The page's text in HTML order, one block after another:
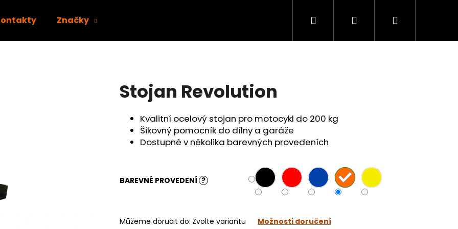
Značky Hledat PřihlášeníNákupní
Stojan Revolution
Kvalitní ocelový stojan pro motocykl do 200 kg
Šikovný pomocník do dílny a garáže
Dostupné v několika barevných provedeních
BAREVNÉ PROVEDENÍ ?
Můžeme doručit do: Zvolte variantu Možnosti doručení
HLEDAT
Následující